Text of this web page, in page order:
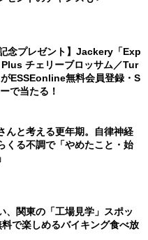
記念プレゼント】Jackery「Exp
チェリーブロッサム／Tur
ESSEonline無料会員登録・S
で当たる！
んと考える更年期。自律神経
くる不調で「やめたこと・始
、関東の「工場見学」スポッ
料で楽しめるバイキング食べ放